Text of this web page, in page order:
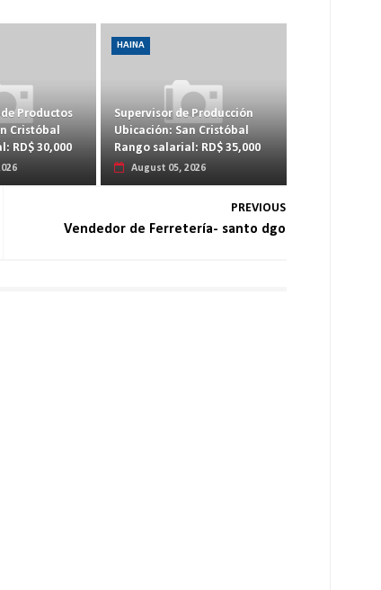
Productos
Cristóbal
RD$ 30,000
HAINA
Supervisor de Producción
Ubicación: San Cristóbal
Rango salarial: RD$ 35,000
August 05, 2026
PREVIOUS
Vendedor de Ferretería- santo dgo